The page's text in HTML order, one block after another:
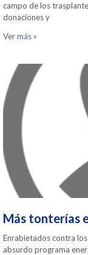
campo de los
donaciones y
Ver más »
Más tonterías
Enrabietados contra
absurdo programa